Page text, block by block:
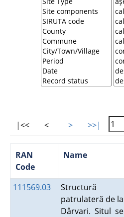
|<< < > >>|
RAN
Code
Name
111569.03
Structură
patrulateră de la
Dârvari. Situl se